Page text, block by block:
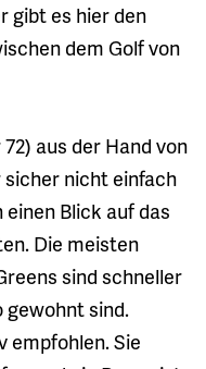
gibt es hier den
dem Golf von
aus der Hand von
sicher nicht einfach
Blick auf das
Die meisten
sind schneller
gewohnt sind.
empfohlen. Sie